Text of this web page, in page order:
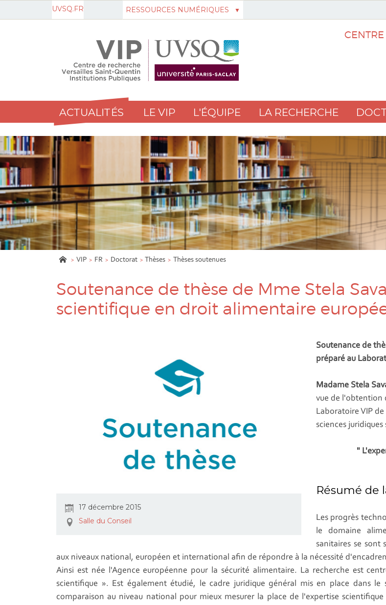
UVSQ.FR
ACTUALITÉS LE VIP L'ÉQUIPE LA RECHERCHE
VIP FR Doctorat Thèses Thèses soutenues
Soutenance de thèse de Mme Stela
scientifique en droit alimentaire
17 décembre 2015
Salle du Conseil
Soutenance de
préparé au
Madame Stela
vue de l'obtention
Laboratoire VIP
sciences juridiques
"
Résumé de
Les progrès
le domaine
sanitaires se sont
aux niveaux national, européen et international afin de répondre à la nécessité
Ainsi est née l'Agence européenne pour la sécurité alimentaire. La recherche est
scientifique ». Est également étudié, le cadre juridique général mis en place dans le
comparaison au niveau national pour mieux mesurer la place de l'expertise
RESSOURCES NUMÉRIQUES